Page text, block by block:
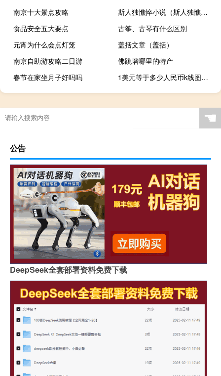
南京十大景点攻略
斯人独憔悴小说（斯人独憔悴）
食品安全五大要点
古筝、古琴有什么区别
元宵为什么会点灯笼
盖括文章（盖括）
南京自助游攻略二日游
佛跳墙哪里的特产
春节在家坐月子好吗吗
1美元等于多少人民币k线图（1美元等于多少人民币）
☚
公告
DeepSeek全套部署资料免费下载